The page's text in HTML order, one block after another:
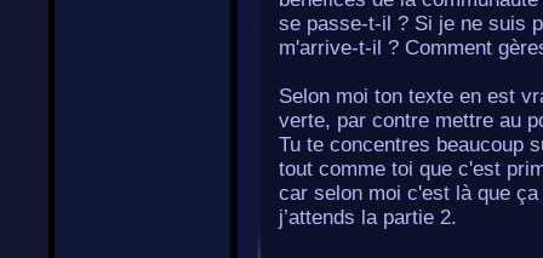
se passe-t-il ? Si je ne suis
m'arrive-t-il ? Comment
Selon moi ton texte en est
verte, par contre mettre au
Tu te concentres beaucoup
tout comme toi que c'est
car selon moi c'est là que
j’attends la partie 2.